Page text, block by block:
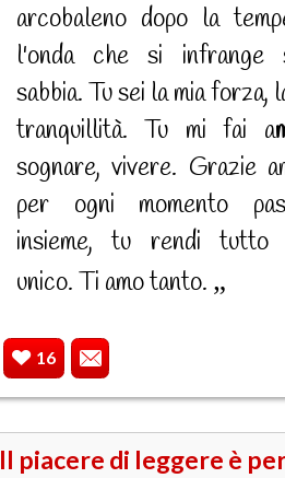
arcobaleno dopo la
l'onda che si infrange
sabbia. Tu sei la mia forza,
tranquillità. Tu mi fai a
sognare, vivere. Grazie
per ogni momento
insieme, tu rendi tutto
unico. Ti amo tanto.
16
Il piacere di leggere è